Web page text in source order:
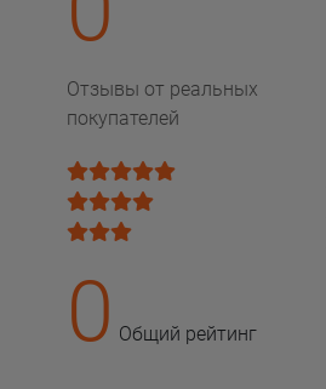
Отзывы от реальных
покупателей
0 Общий рейтинг